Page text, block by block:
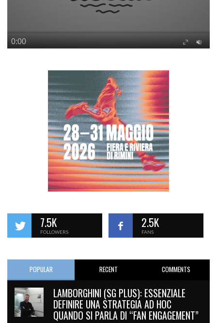
7.5K
FOLLOWERS
2.5K
FANS
POPULAR RECENT COMMENTS
LAMBORGHINI (SG PLUS): ESSENZIALE
DEFINIRE UNA STRATEGIA AD HOC
QUANDO SI PARLA DI “FAN ENGAGEMENT”